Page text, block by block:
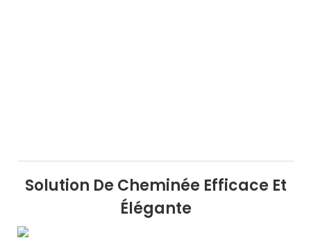
Solution De Cheminée Efficace Et
Élégante